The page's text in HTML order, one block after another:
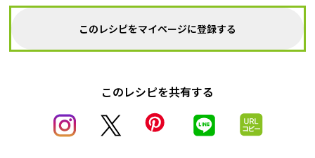
このレシピをマイページに登録する
このレシピを共有する